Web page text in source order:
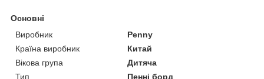
Основні
Виробник
Penny
Країна виробник
Китай
Вікова група
Дитяча
Тип
Пенні борд